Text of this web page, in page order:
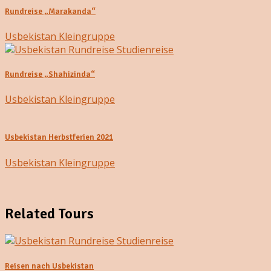
Rundreise „Marakanda“
Usbekistan Kleingruppe
Rundreise „Shahizinda“
Usbekistan Kleingruppe
Usbekistan Herbstferien 2021
Usbekistan Kleingruppe
Related Tours
Reisen nach Usbekistan